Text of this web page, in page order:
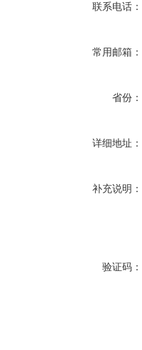
联系电话：
常用邮箱：
省份：
详细地址：
补充说明：
验证码：